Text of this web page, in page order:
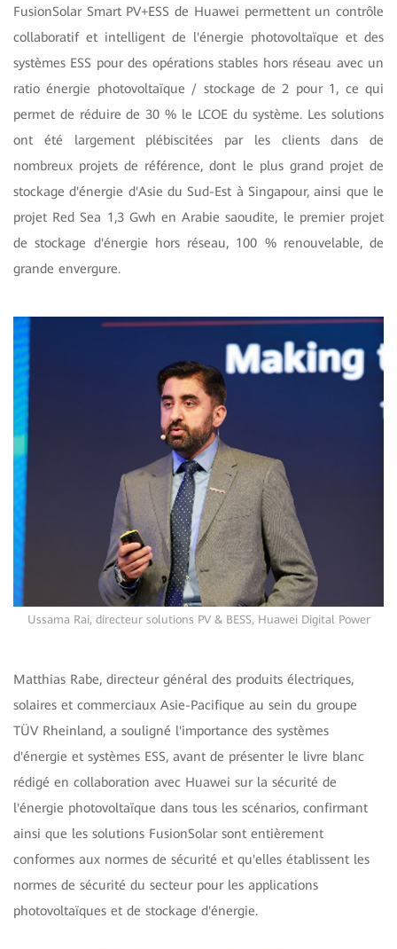
FusionSolar Smart PV+ESS de Huawei permettent un contrôle
collaboratif et intelligent de l'énergie photovoltaïque et des
systèmes ESS pour des opérations stables hors réseau avec un
ratio énergie photovoltaïque / stockage de 2 pour 1, ce qui
permet de réduire de 30 % le LCOE du système. Les solutions
ont été largement plébiscitées par les clients dans de
nombreux projets de référence, dont le plus grand projet de
stockage d'énergie d'Asie du Sud-Est à Singapour, ainsi que le
projet Red Sea 1,3 Gwh en Arabie saoudite, le premier projet
de stockage d'énergie hors réseau, 100 % renouvelable, de
grande envergure.
Ussama Rai, directeur solutions PV & BESS, Huawei Digital Power
Matthias Rabe, directeur général des produits électriques,
solaires et commerciaux Asie-Pacifique au sein du groupe
TÜV Rheinland, a souligné l'importance des systèmes
d'énergie et systèmes ESS, avant de présenter le livre blanc
rédigé en collaboration avec Huawei sur la sécurité de
l'énergie photovoltaïque dans tous les scénarios, confirmant
ainsi que les solutions FusionSolar sont entièrement
conformes aux normes de sécurité et qu'elles établissent les
normes de sécurité du secteur pour les applications
photovoltaïques et de stockage d'énergie.